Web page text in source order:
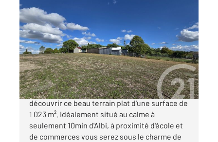
TAIX 81
1023 m2
Ref : 1626
Terrain à vendre
48 700 €
Vous envisagez une construction? Venez
découvrir ce beau terrain plat d'une surface de
1 023 m². Idéalement situé au calme à
seulement 10min d'Albi, à proximité d'école et
de commerces vous serez sous le charme de